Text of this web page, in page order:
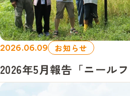
2026.06.09 お知らせ
2026年5月報告「ニール